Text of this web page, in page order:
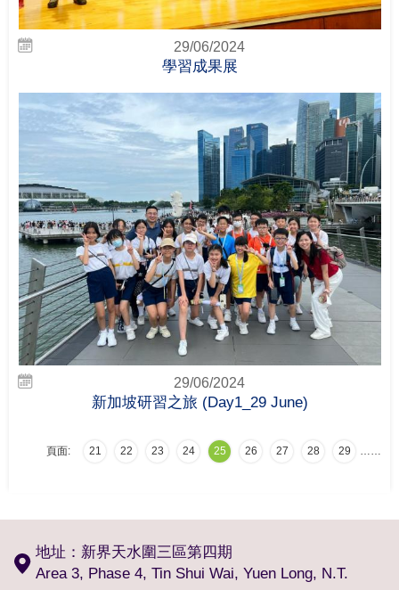
29/06/2024
學習成果展
29/06/2024
新加坡研習之旅 (Day1_29 June)
頁面: …
21 22 23 24 25 26 27 28 29 …
地址：新界天水圍三區第四期
Area 3, Phase 4, Tin Shui Wai, Yuen Long, N.T.